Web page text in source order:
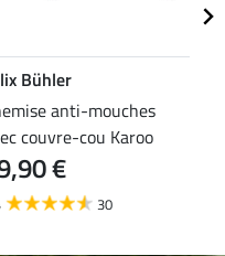
Bühler
anti-mouches
couvre-cou Karoo
€
30